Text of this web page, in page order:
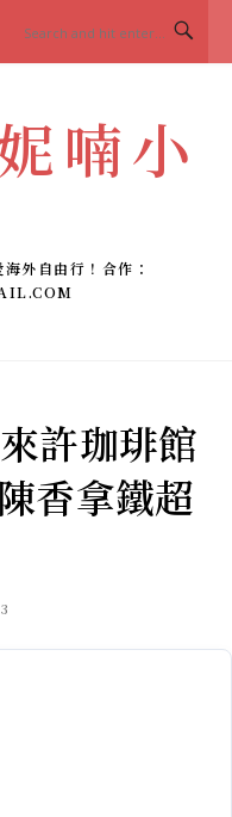
喃小
外自由行！合作：
許珈琲館
香拿鐵超